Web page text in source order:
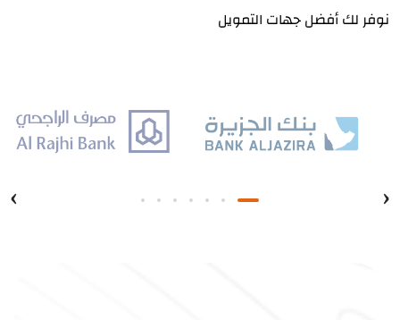
نوفر لك أفضل جهات التمويل
‹
›